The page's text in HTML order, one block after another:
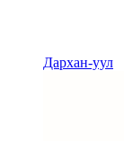
Дархан-уул